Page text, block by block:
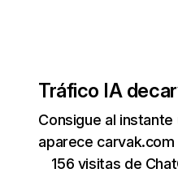
Tráfico IA de
Consigue al
aparece
156 visitas de